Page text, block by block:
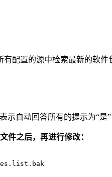
配置的源中检索最新的软
示自动回答所有的提示为“是
文件之后，再进行修改：